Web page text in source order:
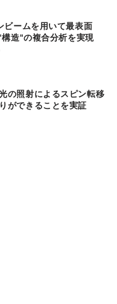
ビームを用いて最表面
造"の複合分析を実現
の照射によるスピン転移
ができることを実証